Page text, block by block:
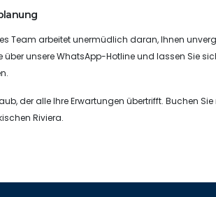
Team arbeitet unermüdlich daran, Ihnen
unsere WhatsApp-Hotline und lassen Sie
der alle Ihre Erwartungen übertrifft. Buchen
Riviera.